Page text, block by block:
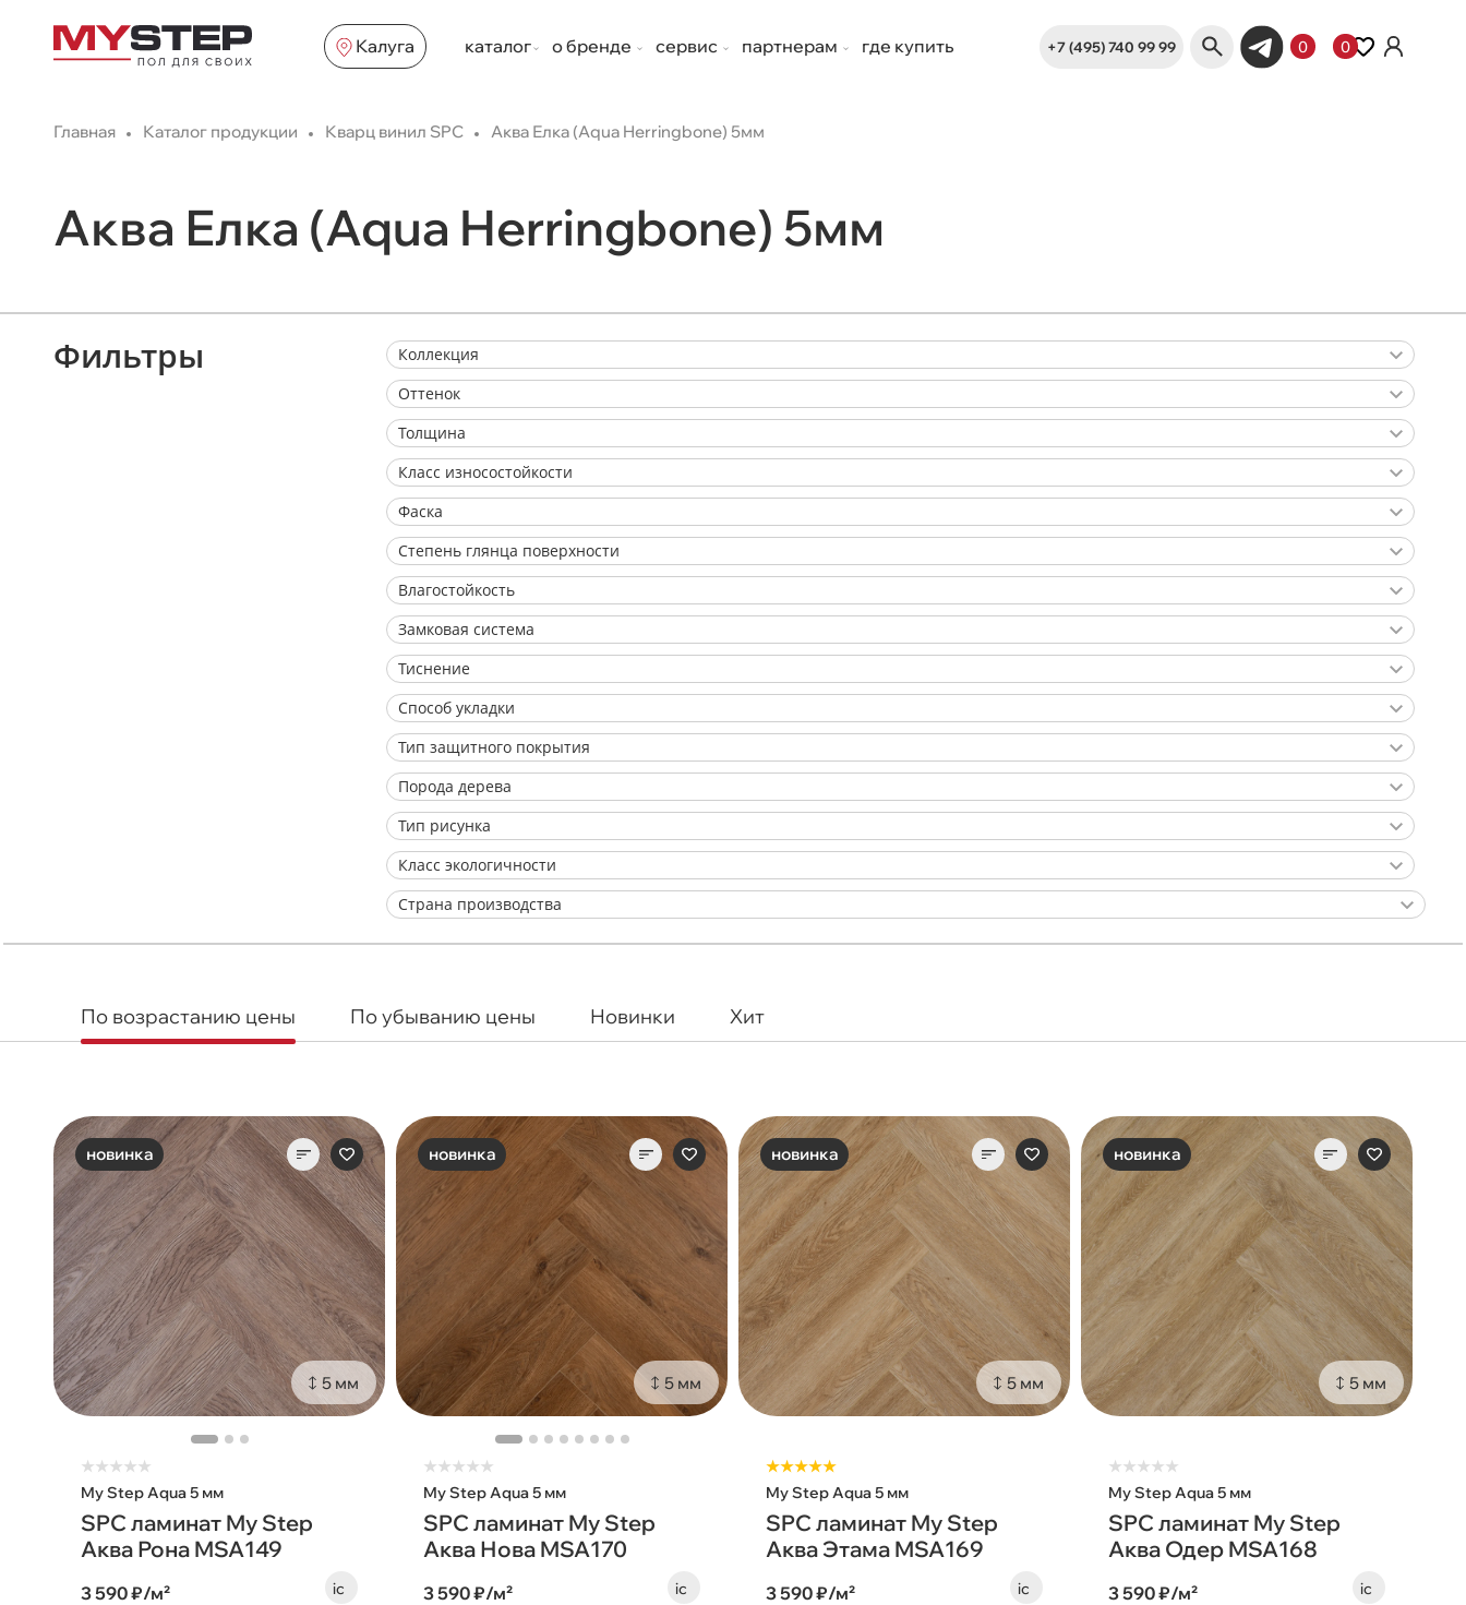
Калуга каталог о бренде сервис партнерам где купить +7 (495) 740 99 99 0 0
Главная Каталог продукции Кварц винил SPC Аква Елка (Aqua Herringbone) 5мм
Аква Елка (Aqua Herringbone) 5мм
Фильтры
Коллекция
Оттенок
Толщина
Класс износостойкости
Фаска
Степень глянца поверхности
Влагостойкость
Замковая система
Тиснение
Способ укладки
Тип защитного покрытия
Порода дерева
Тип рисунка
Класс экологичности
Страна производства
По возрастанию цены По убыванию цены Новинки Хит
новинка
5 мм
★★★★★
My Step Aqua 5 мм
SPC ламинат My Step
Аква Рона MSA149
3 590 ₽/м²
новинка
5 мм
★★★★★
My Step Aqua 5 мм
SPC ламинат My Step
Аква Нова MSA170
3 590 ₽/м²
новинка
5 мм
★★★★★
My Step Aqua 5 мм
SPC ламинат My Step
Аква Этама MSA169
3 590 ₽/м²
новинка
5 мм
★★★★★
My Step Aqua 5 мм
SPC ламинат My Step
Аква Одер MSA168
3 590 ₽/м²